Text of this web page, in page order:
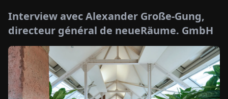
Interview avec Alexander Große-Gung,
directeur général de neueRäume. GmbH